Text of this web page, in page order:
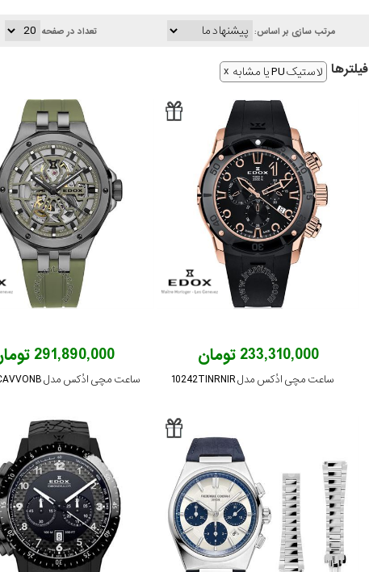
مرتب سازی بر اساس: تعداد در صفحه
فیلتر‌ها لاستیک PU یا مشابه
233,310,000 تومان
ساعت مچی ادُکس مدل 10242TINRNIR
291,890,000 تومان